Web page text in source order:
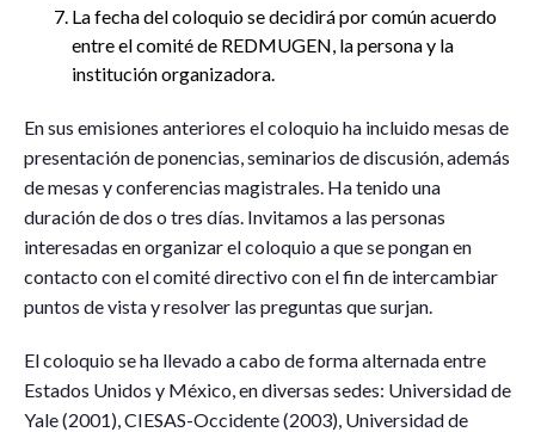
La fecha del coloquio se decidirá por común acuerdo
entre el comité de REDMUGEN, la persona y la
institución organizadora.
En sus emisiones anteriores el coloquio ha incluido mesas de
presentación de ponencias, seminarios de discusión, además
de mesas y conferencias magistrales. Ha tenido una
duración de dos o tres días. Invitamos a las personas
interesadas en organizar el coloquio a que se pongan en
contacto con el comité directivo con el fin de intercambiar
puntos de vista y resolver las preguntas que surjan.
El coloquio se ha llevado a cabo de forma alternada entre
Estados Unidos y México, en diversas sedes: Universidad de
Yale (2001), CIESAS-Occidente (2003), Universidad de